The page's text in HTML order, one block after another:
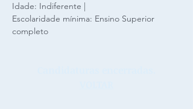
Idade: Indiferente |
Escolaridade mínima: Ensino Superior
completo